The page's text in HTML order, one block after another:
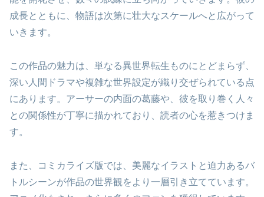
成長とともに、物語は次第に壮大なスケールへと広がって
いきます。
この作品の魅力は、単なる異世界転生ものにとどまらず、
深い人間ドラマや複雑な世界設定が織り交ぜられている点
にあります。アーサーの内面の葛藤や、彼を取り巻く人々
との関係性が丁寧に描かれており、読者の心を惹きつけま
す。
また、コミカライズ版では、美麗なイラストと迫力あるバ
トルシーンが作品の世界観をより一層引き立てています。